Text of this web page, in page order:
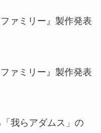
我らアダムス」の